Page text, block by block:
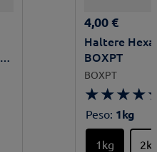
4,00 €
Haltere
BOXPT
BOXPT
★★★★
Peso: 1kg
1kg